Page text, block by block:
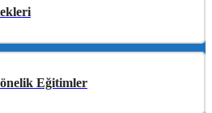
Eğitimler